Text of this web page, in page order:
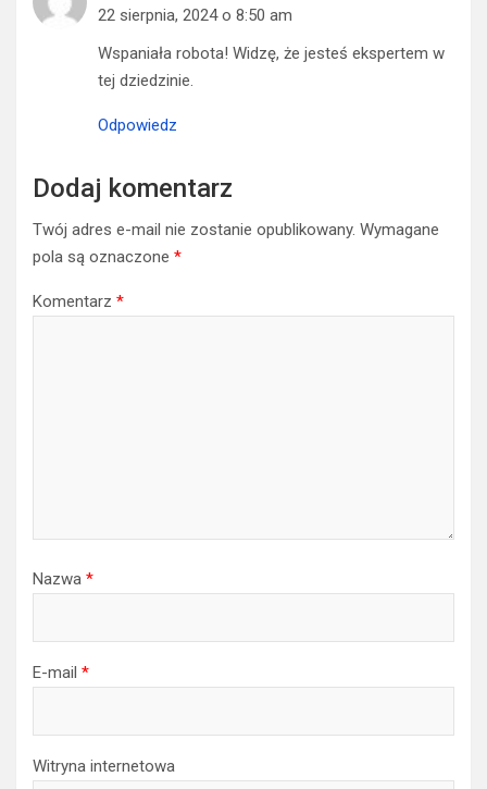
22 sierpnia, 2024 o 8:50 am
Wspaniała robota! Widzę, że jesteś ekspertem w
tej dziedzinie.
Odpowiedz
Dodaj komentarz
Twój adres e-mail nie zostanie opublikowany. Wymagane
pola są oznaczone *
Komentarz *
Nazwa *
E-mail *
Witryna internetowa